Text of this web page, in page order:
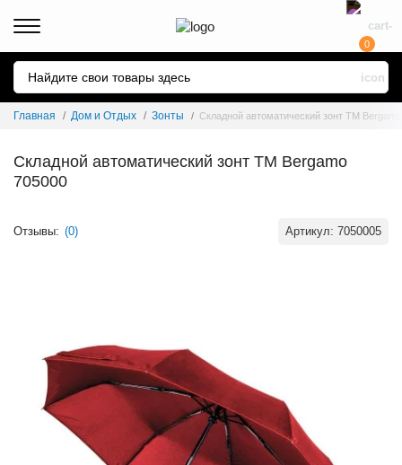
0
Главная Дом и Отдых Зонты Складной автоматический зонт ТМ
Складной автоматический зонт ТМ Bergamo
705000
Отзывы: (0) Артикул: 7050005